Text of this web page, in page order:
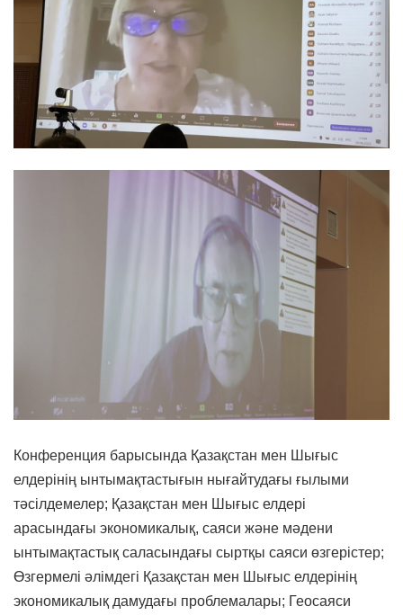
Конференция барысында Қазақстан мен Шығыс
елдерінің ынтымақтастығын нығайтудағы ғылыми
тәсілдемелер; Қазақстан мен Шығыс елдері
арасындағы экономикалық, саяси және мәдени
ынтымақтастық саласындағы сыртқы саяси өзгерістер;
Өзгермелі әлімдегі Қазақстан мен Шығыс елдерінің
экономикалық дамудағы проблемалары; Геосаяси